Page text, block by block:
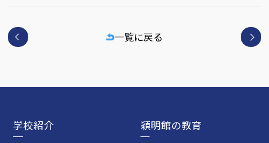
一覧に戻る
学校紹介 穎明館の教育